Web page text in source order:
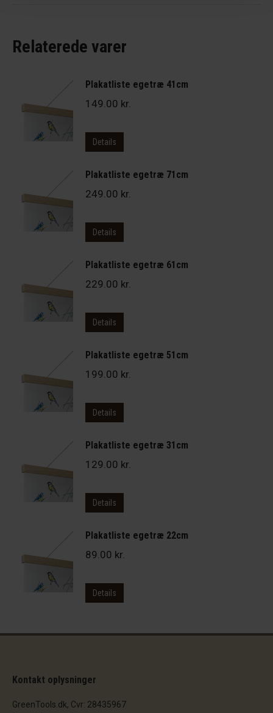
Relaterede varer
Plakatliste egetræ 41cm
149.00 kr.
Details
Plakatliste egetræ 71cm
249.00 kr.
Details
Plakatliste egetræ 61cm
229.00 kr.
Details
Plakatliste egetræ 51cm
199.00 kr.
Details
Plakatliste egetræ 31cm
129.00 kr.
Details
Plakatliste egetræ 22cm
89.00 kr.
Details
Kontakt oplysninger
GreenTools.dk, Cvr: 28435967